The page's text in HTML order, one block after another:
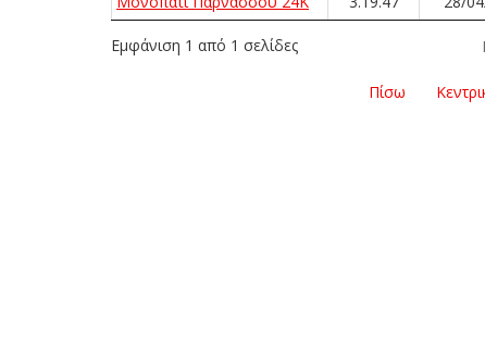
Εμφάνιση 1 από 1 σελίδες
Πίσω